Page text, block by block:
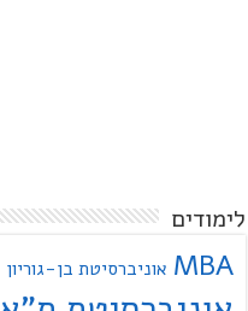
לימודים
MBA אוניברסיטת בן-גוריון